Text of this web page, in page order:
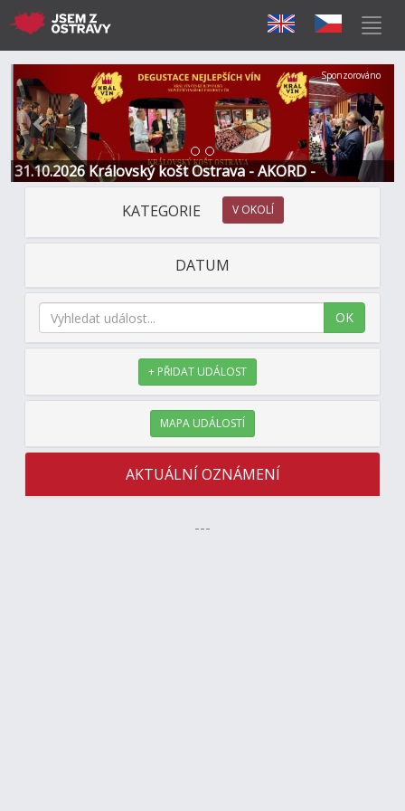
31.10.2026 Královský košt Ostrava - AKORD -
Restaurace a Hotel
Předchozí Další
Sponzorováno
KATEGORIE V OKOLÍ
DATUM
OK
+ PŘIDAT UDÁLOST
MAPA UDÁLOSTÍ
AKTUÁLNÍ OZNÁMENÍ
---